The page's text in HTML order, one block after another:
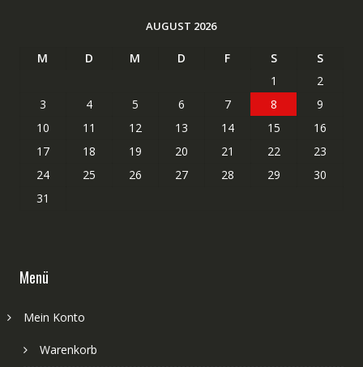
AUGUST 2026
M D M D F S
S
1
2
3
4 5 6 7 8
9
10
11 12 13 14 15
16
17
18 19 20 21 22
23
24
25 26 27 28 29
30
31
Menü
Mein Konto
Warenkorb